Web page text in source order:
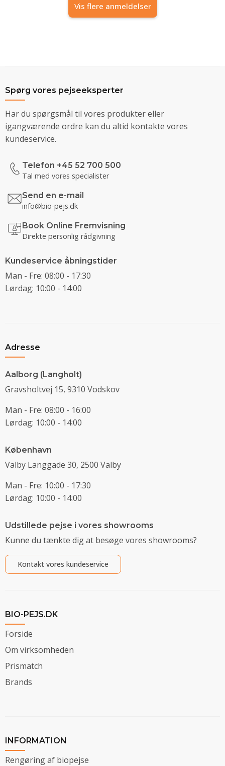
Vis flere anmeldelser
Spørg vores pejseeksperter
Har du spørgsmål til vores produkter eller
igangværende ordre kan du altid kontakte vores
kundeservice.
Telefon +45 52 700 500
Tal med vores specialister
Send en e-mail
info@bio-pejs.dk
Book Online Fremvisning
Direkte personlig rådgivning
Kundeservice åbningstider
Man - Fre: 08:00 - 17:30
Lørdag: 10:00 - 14:00
Adresse
Aalborg (Langholt)
Gravsholtvej 15, 9310 Vodskov
Man - Fre: 08:00 - 16:00
Lørdag: 10:00 - 14:00
København
Valby Langgade 30, 2500 Valby
Man - Fre: 10:00 - 17:30
Lørdag: 10:00 - 14:00
Udstillede pejse i vores showrooms
Kunne du tænkte dig at besøge vores showrooms?
Kontakt vores kundeservice
BIO-PEJS.DK
Forside
Om virksomheden
Prismatch
Brands
INFORMATION
Rengøring af biopejse